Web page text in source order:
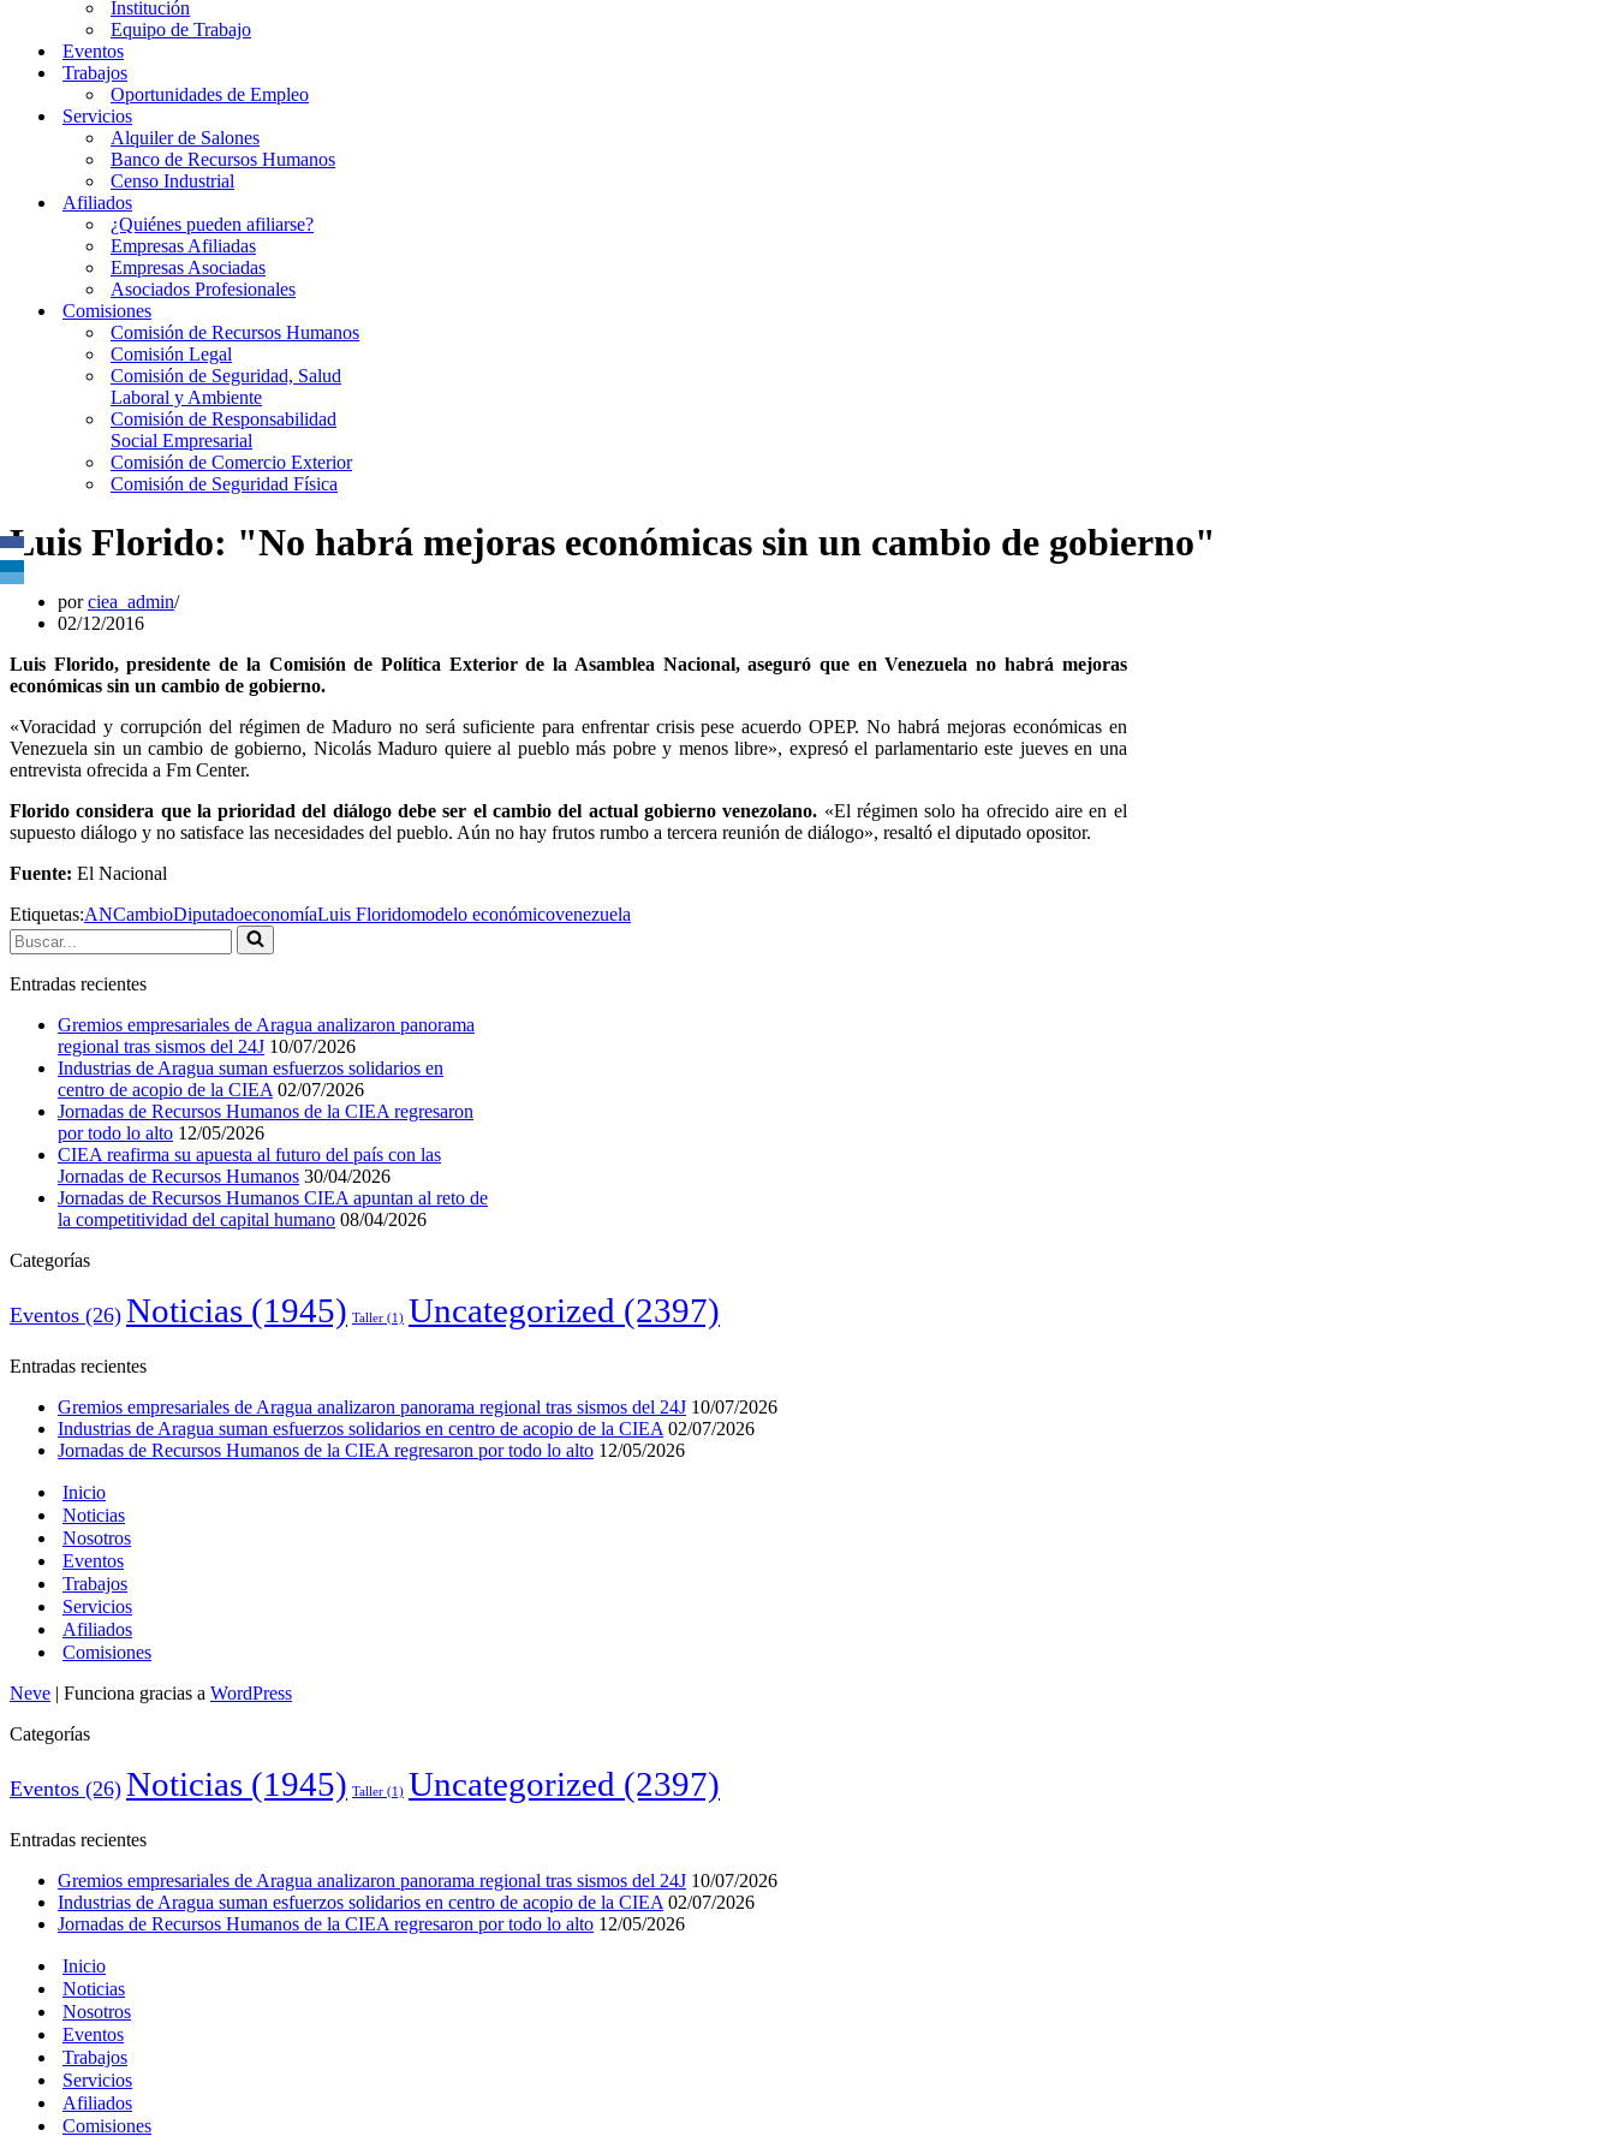
Institución
Equipo de Trabajo
Eventos
Trabajos
Oportunidades de Empleo
Servicios
Alquiler de Salones
Banco de Recursos Humanos
Censo Industrial
Afiliados
¿Quiénes pueden afiliarse?
Empresas Afiliadas
Empresas Asociadas
Asociados Profesionales
Comisiones
Comisión de Recursos Humanos
Comisión Legal
Comisión de Seguridad, Salud
Laboral y Ambiente
Comisión de Responsabilidad
Social Empresarial
Comisión de Comercio Exterior
Comisión de Seguridad Física
Luis Florido: "No habrá mejoras económicas sin un cambio de gobierno"
porciea_admin
02/12/2016
Luis Florido, presidente de la Comisión de Política Exterior de la Asamblea Nacional, aseguró que en Venezuela no habrá mejoras
económicas sin un cambio de gobierno.
«Voracidad y corrupción del régimen de Maduro no será suficiente para enfrentar crisis pese acuerdo OPEP. No habrá mejoras económicas en
Venezuela sin un cambio de gobierno, Nicolás Maduro quiere al pueblo más pobre y menos libre», expresó el parlamentario este jueves en una
entrevista ofrecida a Fm Center.
Florido considera que la prioridad del diálogo debe ser el cambio del actual gobierno venezolano. «El régimen solo ha ofrecido aire en el
supuesto diálogo y no satisface las necesidades del pueblo. Aún no hay frutos rumbo a tercera reunión de diálogo», resaltó el diputado opositor.
Fuente: El Nacional
Etiquetas:ANCambioDiputadoeconomíaLuis Floridomodelo económicovenezuela
Buscar...
Entradas recientes
Gremios empresariales de Aragua analizaron panorama
regional tras sismos del 24J 10/07/2026
Industrias de Aragua suman esfuerzos solidarios en
centro de acopio de la CIEA 02/07/2026
Jornadas de Recursos Humanos de la CIEA regresaron
por todo lo alto 12/05/2026
CIEA reafirma su apuesta al futuro del país con las
Jornadas de Recursos Humanos 30/04/2026
Jornadas de Recursos Humanos CIEA apuntan al reto de
la competitividad del capital humano 08/04/2026
Categorías
Eventos (26) Noticias (1945) Taller (1) Uncategorized (2397)
Entradas recientes
Gremios empresariales de Aragua analizaron panorama regional tras sismos del 24J 10/07/2026
Industrias de Aragua suman esfuerzos solidarios en centro de acopio de la CIEA 02/07/2026
Jornadas de Recursos Humanos de la CIEA regresaron por todo lo alto 12/05/2026
Inicio
Noticias
Nosotros
Eventos
Trabajos
Servicios
Afiliados
Comisiones
Neve | Funciona gracias a WordPress
Categorías
Eventos (26) Noticias (1945) Taller (1) Uncategorized (2397)
Entradas recientes
Gremios empresariales de Aragua analizaron panorama regional tras sismos del 24J 10/07/2026
Industrias de Aragua suman esfuerzos solidarios en centro de acopio de la CIEA 02/07/2026
Jornadas de Recursos Humanos de la CIEA regresaron por todo lo alto 12/05/2026
Inicio
Noticias
Nosotros
Eventos
Trabajos
Servicios
Afiliados
Comisiones